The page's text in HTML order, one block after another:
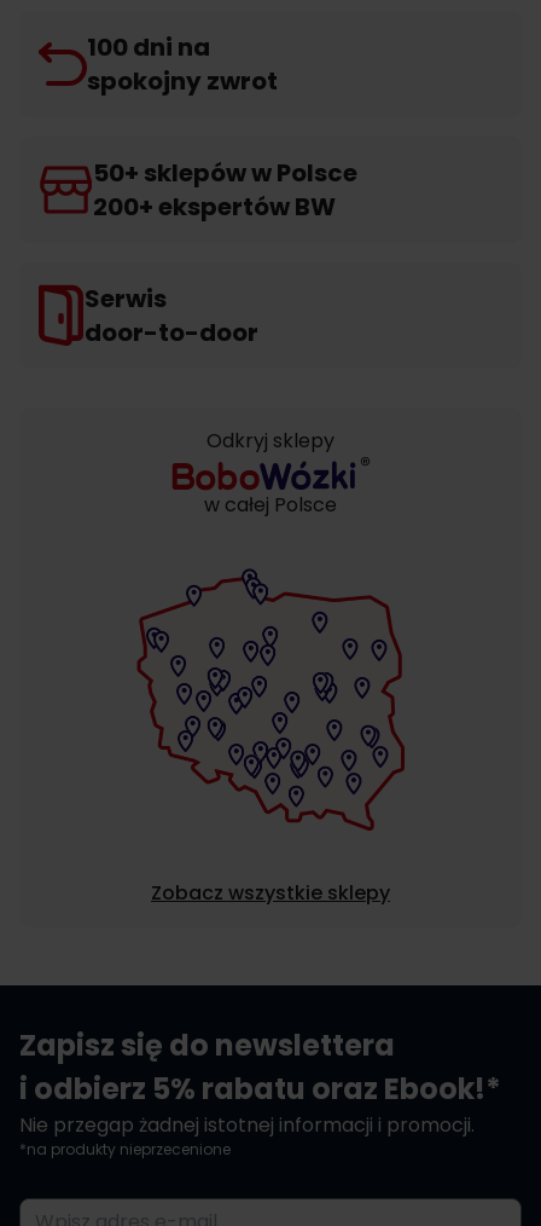
100 dni na
spokojny zwrot
50+ sklepów w Polsce
200+ ekspertów BW
Serwis
door-to-door
Odkryj sklepy
w całej Polsce
Zobacz wszystkie sklepy
Zapisz się do newslettera
i odbierz 5% rabatu oraz Ebook!*
Nie przegap żadnej istotnej informacji i promocji.
*na produkty nieprzecenione
Adres e-mail